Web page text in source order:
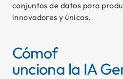
conjuntos de datos para
innovadores y únicos.
Cómof
unciona la IA